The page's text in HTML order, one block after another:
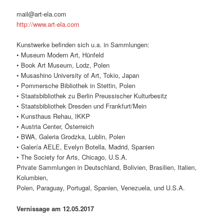
mail@art-ela.com
http://www.art-ela.com
Kunstwerke befinden sich u.a. in Sammlungen:
• Museum Modern Art, Hünfeld
• Book Art Museum, Lodz, Polen
• Musashino University of Art, Tokio, Japan
• Pommersche Bibliothek in Stettin, Polen
• Staatsbibliothek zu Berlin Preussischer Kulturbesitz
• Staatsbibliothek Dresden und Frankfurt/Mein
• Kunsthaus Rehau, IKKP
• Austria Center, Österreich
• BWA, Galeria Grodzka, Lublin, Polen
• Galería AELE, Evelyn Botella, Madrid, Spanien
• The Society for Arts, Chicago, U.S.A.
Private Sammlungen in Deutschland, Bolivien, Brasilien, Italien,
Kolumbien,
Polen, Paraguay, Portugal, Spanien, Venezuela, und U.S.A.
Vernissage am 12.05.2017